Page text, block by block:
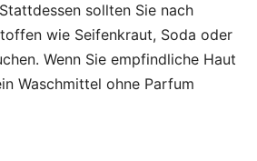
sollten Sie nach
wie Seifenkraut, Soda oder
Wenn Sie empfindliche Haut
Waschmittel ohne Parfum